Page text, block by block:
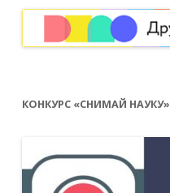
КОНКУРС «СНИМАЙ НАУКУ»